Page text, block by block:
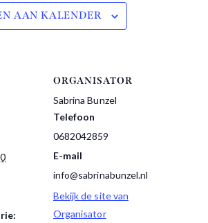
AAN KALENDER
ORGANISATOR
Sabrina Bunzel
Telefoon
0682042859
E-mail
info@sabrinabunzel.nl
Bekijk de site van
Organisator